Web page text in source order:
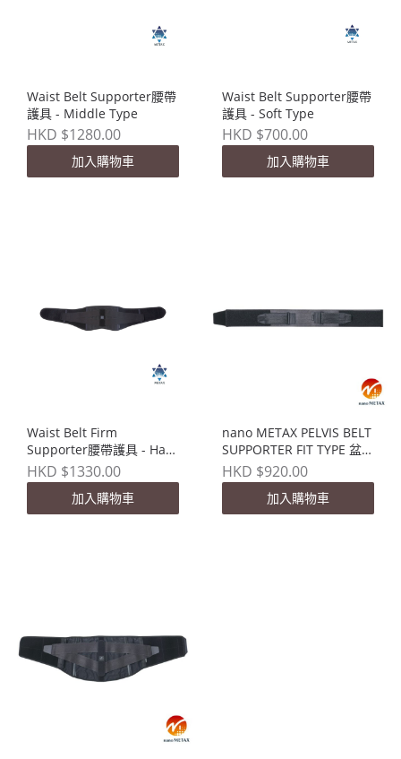
Waist Belt Supporter腰帶
護具 - Middle Type
HKD $1280.00
加入購物車
Waist Belt Supporter腰帶
護具 - Soft Type
HKD $700.00
加入購物車
Waist Belt Firm
Supporter腰帶護具 - Hard
Type
HKD $1330.00
加入購物車
nano METAX PELVIS BELT
SUPPORTER FIT TYPE 盆骨
護具
HKD $920.00
加入購物車